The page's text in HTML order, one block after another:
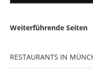
Weiterführende Seiten
RESTAURANTS IN